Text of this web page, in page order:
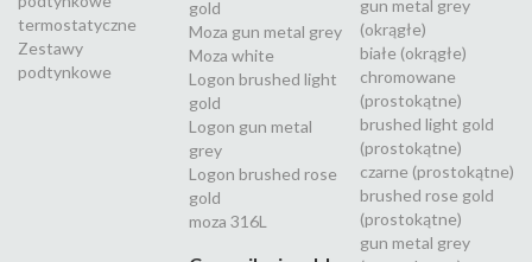
termostatyczne
Zestawy
podtynkowe
gold
Moza gun metal grey
Moza white
Logon brushed light
gold
Logon gun metal
grey
Logon brushed rose
gold
moza 316L
gun metal grey
(okrągłe)
białe (okrągłe)
chromowane
(prostokątne)
brushed light gold
(prostokątne)
czarne (prostokątne)
brushed rose gold
(prostokątne)
gun metal grey